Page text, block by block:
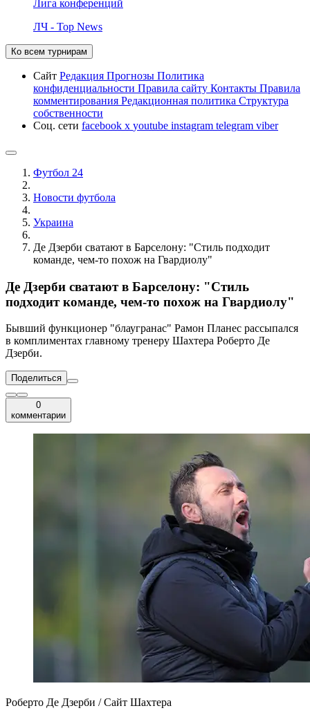
Лига конференций
ЛЧ - Top News
Ко всем турнирам
Сайт Редакция Прогнозы Политика
конфиденциальности Правила сайту Контакты Правила
комментирования Редакционная политика Структура
собственности
Соц. сети facebook x youtube instagram telegram viber
Футбол 24
Новости футбола
Украина
Де Дзерби сватают в Барселону: "Стиль подходит
команде, чем-то похож на Гвардиолу"
Де Дзерби сватают в Барселону: "Стиль
подходит команде, чем-то похож на Гвардиолу"
Бывший функционер "блаугранас" Рамон Планес рассыпался
в комплиментах главному тренеру Шахтера Роберто Де
Дзерби.
Поделиться
0
комментарии
Роберто Де Дзерби / Сайт Шахтера